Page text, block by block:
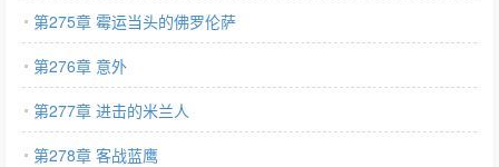
第275章 霉运当头的佛罗伦萨
第276章 意外
第277章 进击的米兰人
第278章 客战蓝鹰